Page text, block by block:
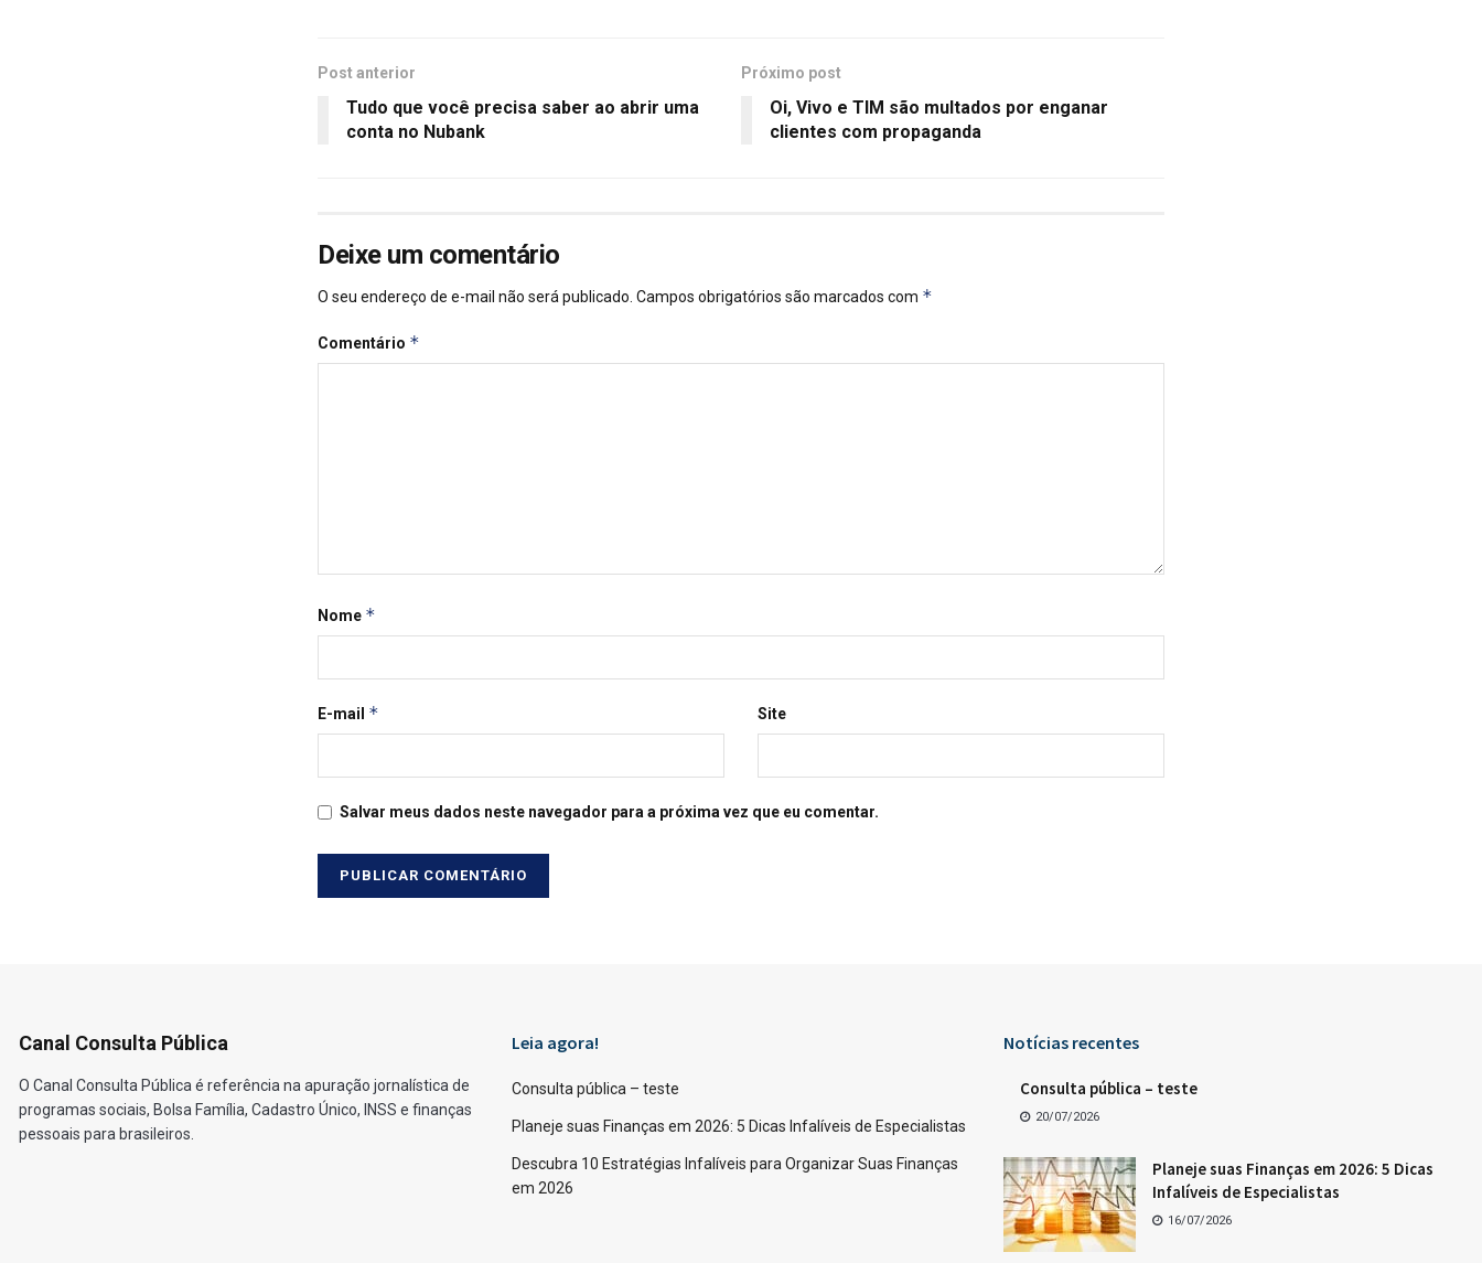
Post anterior
Tudo que você precisa saber ao abrir uma
conta no Nubank
Próximo post
Oi, Vivo e TIM são multados por enganar
clientes com propaganda
Deixe um comentário
O seu endereço de e-mail não será publicado. Campos obrigatórios são marcados com *
Comentário *
Nome *
E-mail * Site
Salvar meus dados neste navegador para a próxima vez que eu comentar.
Canal Consulta Pública
O Canal Consulta Pública é referência na apuração jornalística de
programas sociais, Bolsa Família, Cadastro Único, INSS e finanças
pessoais para brasileiros.
Leia agora!
Consulta pública – teste
Planeje suas Finanças em 2026: 5 Dicas Infalíveis de Especialistas
Descubra 10 Estratégias Infalíveis para Organizar Suas Finanças
em 2026
Notícias recentes
Consulta pública – teste
20/07/2026
Planeje suas Finanças em 2026: 5 Dicas
Infalíveis de Especialistas
16/07/2026